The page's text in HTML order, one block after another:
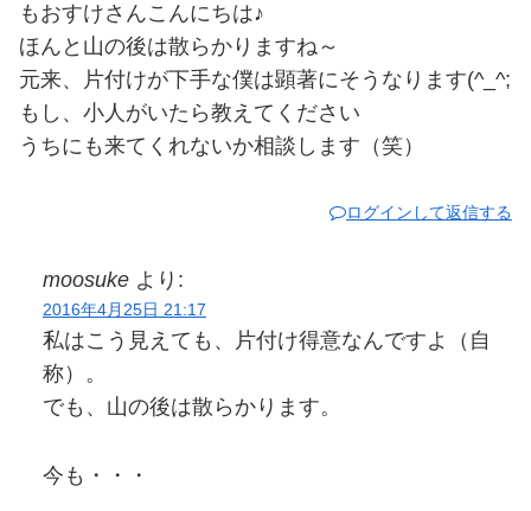
もおすけさんこんにちは♪
ほんと山の後は散らかりますね～
元来、片付けが下手な僕は顕著にそうなります(^_^;
もし、小人がいたら教えてください
うちにも来てくれないか相談します（笑）
ログインして返信する
moosuke より:
2016年4月25日 21:17
私はこう見えても、片付け得意なんですよ（自
称）。
でも、山の後は散らかります。
今も・・・